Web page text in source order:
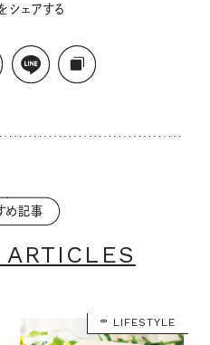
シェアする
め記事
LIFESTYLE